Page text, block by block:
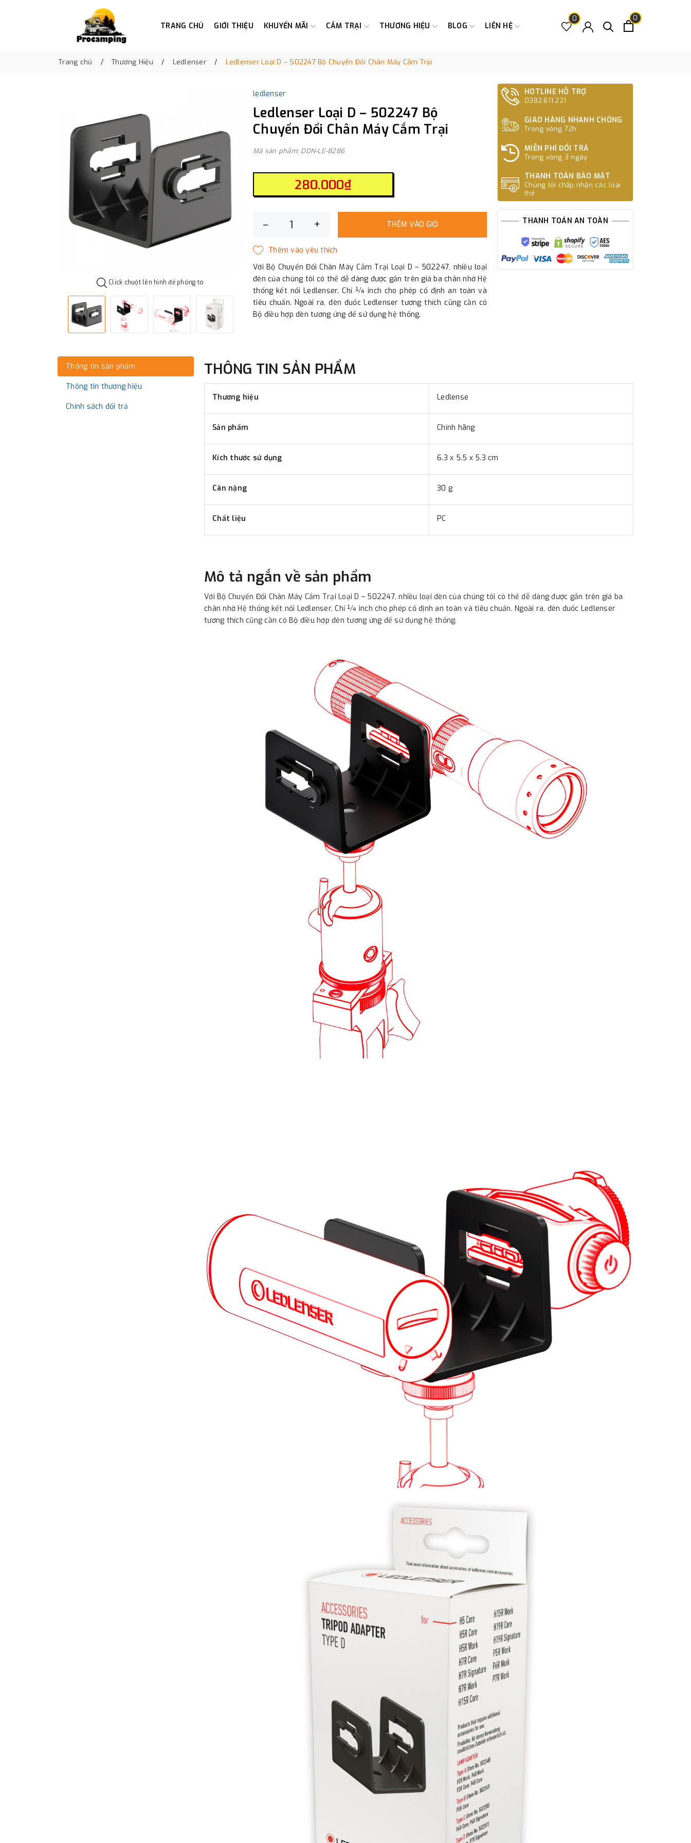
TRANG CHỦ GIỚI THIỆU KHUYẾN MÃI CẮM TRẠI THƯƠNG HIỆU BLOG LIÊN HỆ
0 0
Trang chủ Thương Hiệu Ledlenser Ledlenser Loại D – 502247 Bộ Chuyển Đổi Chân Máy Cắm Trại
Click chuột lên hình để phóng to
ledlenser
Ledlenser Loại D – 502247 Bộ
Chuyển Đổi Chân Máy Cắm Trại
Mã sản phẩm: DDN-LE-8286
280.000₫
– + THÊM VÀO GIỎ
Với Bộ Chuyển Đổi Chân Máy Cắm Trại Loại D – 502247, nhiều loại
đèn của chúng tôi có thể dễ dàng được gắn trên giá ba chân nhờ Hệ
thống kết nối Ledlenser. Chỉ ¼ inch cho phép cố định an toàn và
tiêu chuẩn. Ngoài ra, đèn đuốc Ledlenser tương thích cũng cần có
Bộ điều hợp đèn tương ứng để sử dụng hệ thống.
HOTLINE HỖ TRỢ
0382.811.221
GIAO HÀNG NHANH CHÓNG
Trong vòng 72h
MIỄN PHÍ ĐỔI TRẢ
Trong vòng 3 ngày
THANH TOÁN BẢO MẬT
Chúng tôi chấp nhận các loại
thẻ
THANH TOÁN AN TOÀN
Thông tin sản phẩm
Thông tin thương hiệu
Chính sách đổi trả
THÔNG TIN SẢN PHẨM
Thương hiệu Ledlense
Sản phẩm Chính hãng
Kích thước sử dụng 6.3 x 5.5 x 5.3 cm
Cân nặng 30 g
Chất liệu PC
Mô tả ngắn về sản phẩm
Với Bộ Chuyển Đổi Chân Máy Cắm Trại Loại D – 502247, nhiều loại đèn của chúng tôi có thể dễ dàng được gắn trên giá ba
chân nhờ Hệ thống kết nối Ledlenser. Chỉ ¼ inch cho phép cố định an toàn và tiêu chuẩn. Ngoài ra, đèn đuốc Ledlenser
tương thích cũng cần có Bộ điều hợp đèn tương ứng để sử dụng hệ thống.